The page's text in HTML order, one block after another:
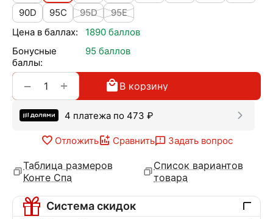
90D
95C 95D
95E
Цена в баллах:
1890 баллов
Бонусные
баллы:
95 баллов
+
− В корзину
4 платежа по 473 ₽
Отложить Сравнить Задать вопрос
Таблица размеров
Конте Спа
Список вариантов
товара
Система скидок